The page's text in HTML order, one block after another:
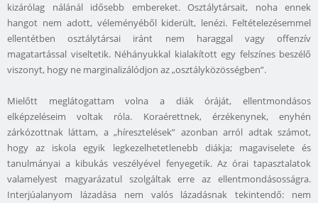
kizárólag nálánál idősebb embereket. Osztálytársait, noha ennek
hangot nem adott, véleményéből kiderült, lenézi. Feltételezésemmel
ellentétben osztálytársai iránt nem haraggal vagy offenzív
magatartással viseltetik. Néhányukkal kialakított egy felszínes beszélő
viszonyt, hogy ne marginalizálódjon az „osztályközösségben”.
Mielőtt meglátogattam volna a diák óráját, ellentmondásos
elképzeléseim voltak róla. Koraérettnek, érzékenynek, enyhén
zárkózottnak láttam, a „híresztelések” azonban arról adtak számot,
hogy az iskola egyik legkezelhetetlenebb diákja; magaviselete és
tanulmányai a kibukás veszélyével fenyegetik. Az órai tapasztalatok
valamelyest magyarázatul szolgáltak erre az ellentmondásosságra.
Interjúalanyom lázadása nem valós lázadásnak tekintendő: nem